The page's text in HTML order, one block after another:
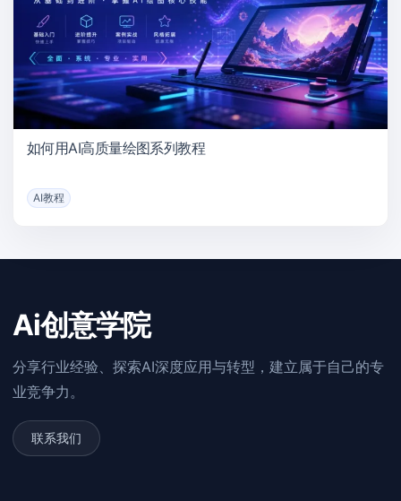
如何用AI高质量绘图系列教程
AI教程
Ai创意学院
分享行业经验、探索AI深度应用与转型，建立属于自己的专
业竞争力。
联系我们